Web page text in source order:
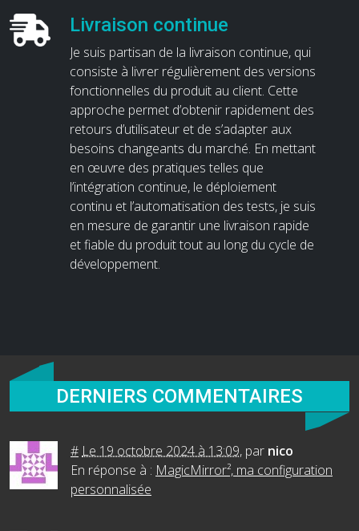
Livraison continue
Je suis partisan de la livraison continue, qui
consiste à livrer régulièrement des versions
fonctionnelles du produit au client. Cette
approche permet d’obtenir rapidement des
retours d’utilisateur et de s’adapter aux
besoins changeants du marché. En mettant
en œuvre des pratiques telles que
l’intégration continue, le déploiement
continu et l’automatisation des tests, je suis
en mesure de garantir une livraison rapide
et fiable du produit tout au long du cycle de
développement.
DERNIERS COMMENTAIRES
# Le 19 octobre 2024 à 13:09, par nico
En réponse à : MagicMirror², ma configuration
personnalisée